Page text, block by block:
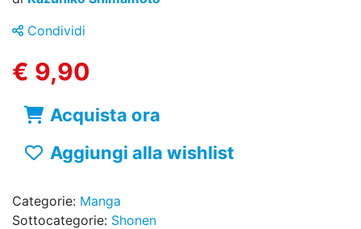
Condividi
€ 9,90
Acquista ora
Aggiungi alla wishlist
Categorie: Manga
Sottocategorie: Shonen